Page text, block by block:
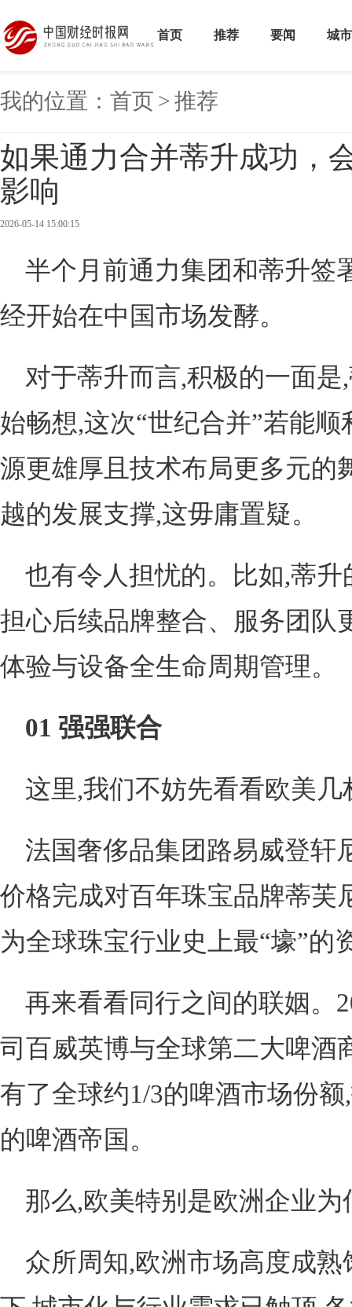
首页 推荐 要闻 城市
我的位置： 首页 >推荐
如果通力合并蒂升成功，
影响
2026-05-14 15:00:15
半个月前通力集团和蒂升签
经开始在中国市场发酵。
对于蒂升而言,积极的一面
始畅想,这次“世纪合并”若能
源更雄厚且技术布局更多元的
越的发展支撑,这毋庸置疑。
也有令人担忧的。比如,蒂
担心后续品牌整合、服务团队
体验与设备全生命周期管理。
01 强强联合
这里,我们不妨先看看欧美
法国奢侈品集团路易威登轩
价格完成对百年珠宝品牌蒂芙
为全球珠宝行业史上最“壕”的
再来看看同行之间的联姻。
司百威英博与全球第二大啤酒
有了全球约1/3的啤酒市场份
的啤酒帝国。
那么,欧美特别是欧洲企业
众所周知,欧洲市场高度成